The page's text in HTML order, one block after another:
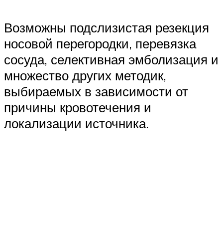
Возможны подслизистая резекция
носовой перегородки, перевязка
сосуда, селективная эмболизация и
множество других методик,
выбираемых в зависимости от
причины кровотечения и
локализации источника.